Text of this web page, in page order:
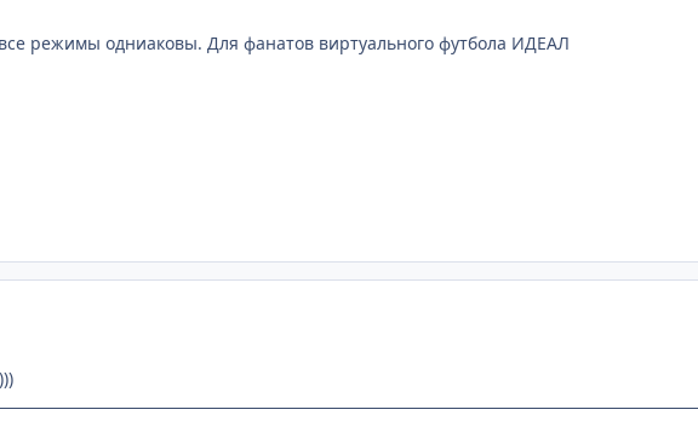
режимы одниаковы. Для фанатов виртуального футбола ИДЕАЛ